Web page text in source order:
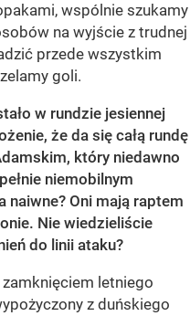
wspólnie szukamy
na wyjście z trudnej
przede wszystkim
goli.
w rundzie jesiennej
że da się całą rundę
który niedawno
niemobilnym
naiwne? Oni mają raptem
Nie wiedzieliście
do linii ataku?
letniego
z duńskiego